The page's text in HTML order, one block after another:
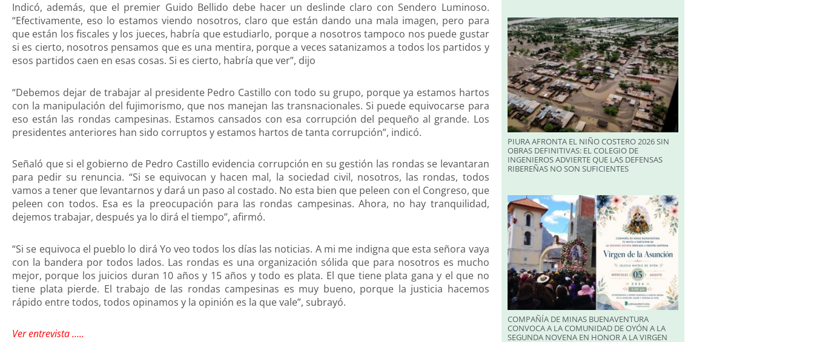
Indicó, además, que el premier Guido Bellido debe hacer un deslinde claro con Sendero Luminoso.
“Efectivamente, eso lo estamos viendo nosotros, claro que están dando una mala imagen, pero para
que están los fiscales y los jueces, habría que estudiarlo, porque a nosotros tampoco nos puede gustar
si es cierto, nosotros pensamos que es una mentira, porque a veces satanizamos a todos los partidos y
esos partidos caen en esas cosas. Si es cierto, habría que ver”, dijo
“Debemos dejar de trabajar al presidente Pedro Castillo con todo su grupo, porque ya estamos hartos
con la manipulación del fujimorismo, que nos manejan las transnacionales. Si puede equivocarse para
eso están las rondas campesinas. Estamos cansados con esa corrupción del pequeño al grande. Los
presidentes anteriores han sido corruptos y estamos hartos de tanta corrupción”, indicó.
Señaló que si el gobierno de Pedro Castillo evidencia corrupción en su gestión las rondas se levantaran
para pedir su renuncia. “Si se equivocan y hacen mal, la sociedad civil, nosotros, las rondas, todos
vamos a tener que levantarnos y dará un paso al costado. No esta bien que peleen con el Congreso, que
peleen con todos. Esa es la preocupación para las rondas campesinas. Ahora, no hay tranquilidad,
dejemos trabajar, después ya lo dirá el tiempo”, afirmó.
“Si se equivoca el pueblo lo dirá Yo veo todos los días las noticias. A mi me indigna que esta señora vaya
con la bandera por todos lados. Las rondas es una organización sólida que para nosotros es mucho
mejor, porque los juicios duran 10 años y 15 años y todo es plata. El que tiene plata gana y el que no
tiene plata pierde. El trabajo de las rondas campesinas es muy bueno, porque la justicia hacemos
rápido entre todos, todos opinamos y la opinión es la que vale”, subrayó.
Ver entrevista …..
PIURA AFRONTA EL NIÑO COSTERO 2026 SIN
OBRAS DEFINITIVAS: EL COLEGIO DE
INGENIEROS ADVIERTE QUE LAS DEFENSAS
RIBEREÑAS NO SON SUFICIENTES
COMPAÑÍA DE MINAS BUENAVENTURA
CONVOCA A LA COMUNIDAD DE OYÓN A LA
SEGUNDA NOVENA EN HONOR A LA VIRGEN